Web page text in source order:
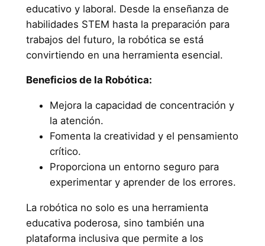
educativo y laboral. Desde la enseñanza de
habilidades STEM hasta la preparación para
trabajos del futuro, la robótica se está
convirtiendo en una herramienta esencial.
Beneficios de la Robótica:
Mejora la capacidad de concentración y
la atención.
Fomenta la creatividad y el pensamiento
crítico.
Proporciona un entorno seguro para
experimentar y aprender de los errores.
La robótica no solo es una herramienta
educativa poderosa, sino también una
plataforma inclusiva que permite a los